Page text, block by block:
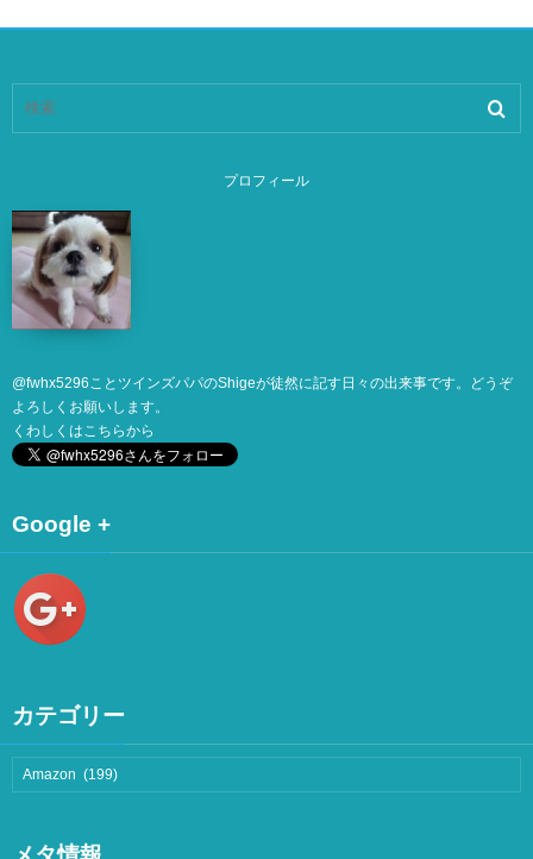
プロフィール
@fwhx5296ことツインズパパのShigeが徒然に記す日々の出来事です。どうぞ
よろしくお願いします。
くわしくはこちらから
Google +
カテゴリー